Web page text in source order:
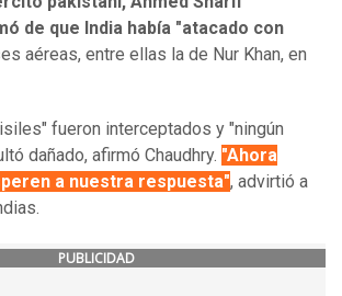
de que India había "atacado con
aéreas, entre ellas la de Nur Khan, en
fueron interceptados y "ningún
dañado, afirmó Chaudhry. "Ahora
a nuestra respuesta", advirtió a
PUBLICIDAD